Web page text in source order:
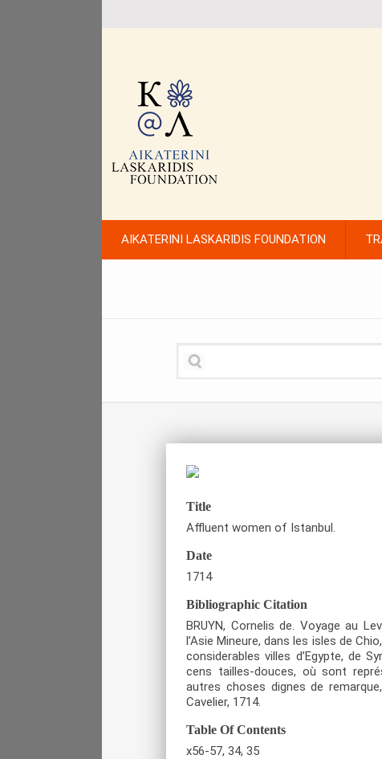
AIKATERINI LASKARIDIS FOUNDATION
Title
Affluent women of Istanbul.
Date
1714
Bibliographic Citation
BRUYN, Cornelis de. Voyage au
l’Asie Mineure, dans les isles de
considerables villes d’Egypte, de
cens tailles-douces, où sont
autres choses dignes de
Cavelier, 1714.
Table Of Contents
x56-57, 34, 35